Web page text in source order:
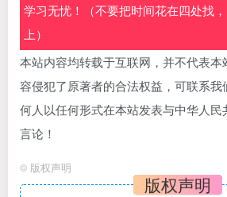
学习无忧！（不要把时间花在四处找
上）
本站内容均转载于互联网，并不代表本
容侵犯了原著者的合法权益，可联系
何人以任何形式在本站发表与中华人民
言论！
© 版权声明
版权声明